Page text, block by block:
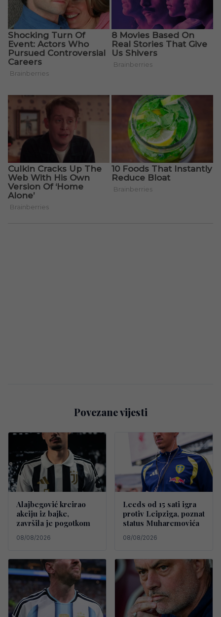
Povezane vijesti
Alajbegović kreirao
akciju iz bajke,
završila je pogotkom
08/08/2026
Leeds od 15 sati igra
protiv Leipziga, poznat
status Muharemovića
08/08/2026